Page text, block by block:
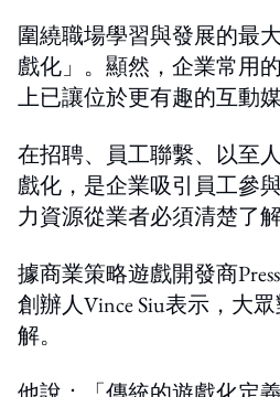
圍繞職場學習與發展的最
戲化」。顯然，企業常用
上已讓位於更有趣的互動媒
在招聘、員工聯繫、以至
戲化，是企業吸引員工參
力資源從業者必須清楚了
據商業策略遊戲開發商
創辦人Vince Siu表示，大
解。